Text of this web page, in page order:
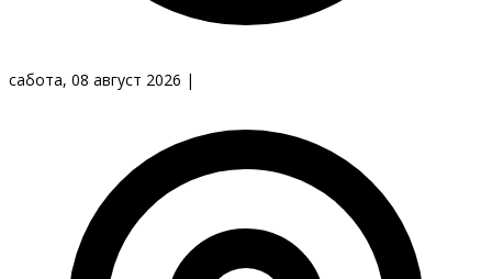
сабота, 08 август 2026 |